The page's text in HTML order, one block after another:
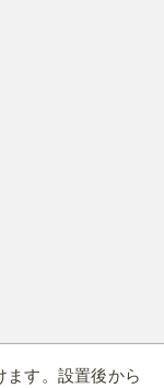
ます。設置後から